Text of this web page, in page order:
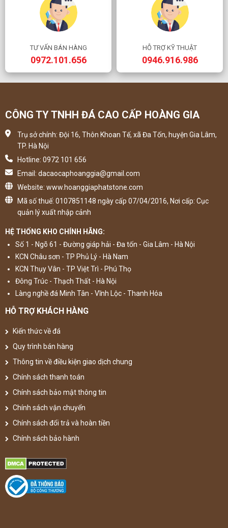
TƯ VẤN BÁN HÀNG
0972.101.656
HỖ TRỢ KỸ THUẬT
0946.916.986
CÔNG TY TNHH ĐÁ CAO CẤP HOÀNG GIA
Trụ sở chính: Đội 16, Thôn Khoan Tế, xã Đa Tốn, huyện Gia Lâm,
TP. Hà Nội
Hotline: 0972 101 656
Email: dacaocaphoanggia@gmail.com
Website: www.hoanggiaphatstone.com
Mã số thuế: 0107851148 ngày cấp 07/04/2016, Nơi cấp: Cục
quản lý xuất nhập cảnh
HỆ THỐNG KHO CHÍNH HÃNG:
Số 1 - Ngõ 61 - Đường giáp hải - Đa tốn - Gia Lâm - Hà Nội
KCN Châu sơn - TP Phủ Lý - Hà Nam
KCN Thụy Vân - TP Việt Trì - Phú Thọ
Đông Trúc - Thạch Thất - Hà Nội
Làng nghề đá Minh Tân - Vĩnh Lộc - Thanh Hóa
HỖ TRỢ KHÁCH HÀNG
Kiến thức về đá
Quy trình bán hàng
Thông tin về điều kiện giao dịch chung
Chính sách thanh toán
Chính sách bảo mật thông tin
Chính sách vận chuyển
Chính sách đổi trả và hoàn tiền
Chính sách bảo hành